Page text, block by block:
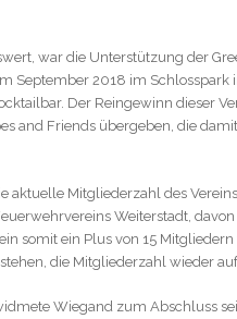
war die Unterstützung der
September 2018 im Schlosspark
Der Reingewinn dieser
and Friends übergeben, die
aktuelle Mitgliederzahl des
Weiterstadt,
somit ein Plus von 15
die Mitgliederzahl wieder
Wiegand zum Abschluss